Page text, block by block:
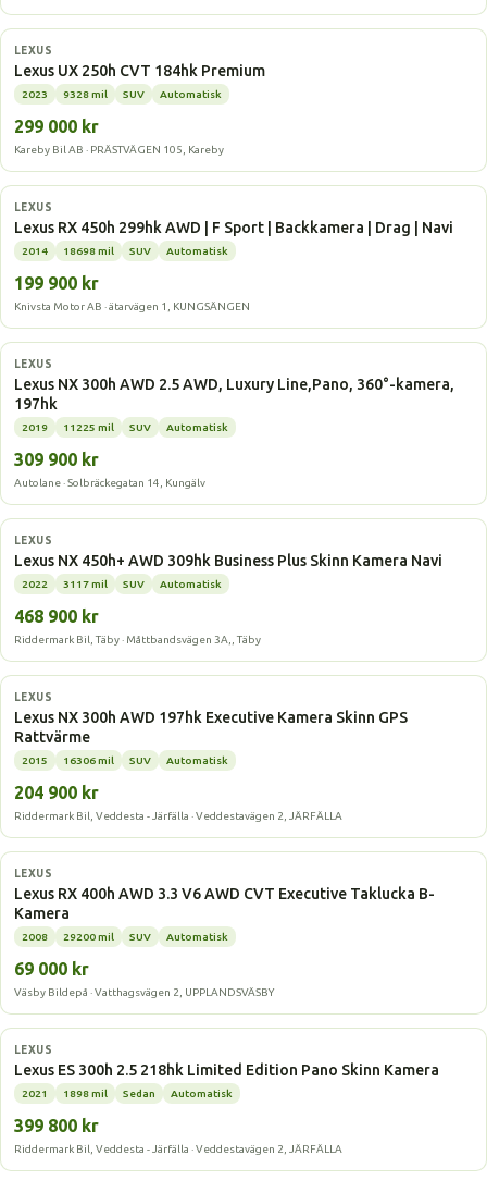
Laddhybrid
LEXUS
Lexus UX 250h CVT 184hk Premium
2023 9328 mil SUV Automatisk
299 000 kr
Kareby Bil AB · PRÄSTVÄGEN 105, Kareby
Laddhybrid
LEXUS
Lexus RX 450h 299hk AWD | F Sport | Backkamera | Drag | Navi
2014 18698 mil SUV Automatisk
199 900 kr
Knivsta Motor AB · ätarvägen 1, KUNGSÄNGEN
Laddhybrid
LEXUS
Lexus NX 300h AWD 2.5 AWD, Luxury Line,Pano, 360°-kamera,
197hk
2019 11225 mil SUV Automatisk
309 900 kr
Autolane · Solbräckegatan 14, Kungälv
Laddhybrid
LEXUS
Lexus NX 450h+ AWD 309hk Business Plus Skinn Kamera Navi
2022 3117 mil SUV Automatisk
468 900 kr
Riddermark Bil, Täby · Måttbandsvägen 3A,, Täby
Laddhybrid
LEXUS
Lexus NX 300h AWD 197hk Executive Kamera Skinn GPS
Rattvärme
2015 16306 mil SUV Automatisk
204 900 kr
Riddermark Bil, Veddesta - Järfälla · Veddestavägen 2, JÄRFÄLLA
Laddhybrid
LEXUS
Lexus RX 400h AWD 3.3 V6 AWD CVT Executive Taklucka B-
Kamera
2008 29200 mil SUV Automatisk
69 000 kr
Väsby Bildepå · Vatthagsvägen 2, UPPLANDSVÄSBY
Laddhybrid
LEXUS
Lexus ES 300h 2.5 218hk Limited Edition Pano Skinn Kamera
2021 1898 mil Sedan Automatisk
399 800 kr
Riddermark Bil, Veddesta - Järfälla · Veddestavägen 2, JÄRFÄLLA